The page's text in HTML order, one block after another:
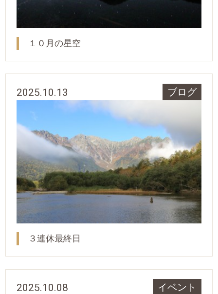
１０月の星空
2025.10.13 ブログ
３連休最終日
2025.10.08 イベント